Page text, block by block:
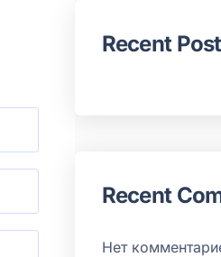
Recent
Recent
Нет